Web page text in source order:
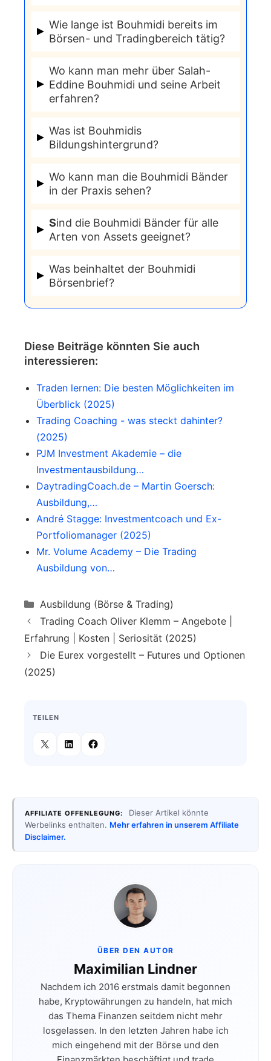
identifizieren.
Während die Bollinger Bänder auf
historischer Volatilität basieren,
auf dieimplizite Volatilität
Wie lange ist Bouhmidi bereits im
Börsen- und Tradingbereich tätig?
Salah-Eddine Bouhmidi hat mehr als 15
Jahre Erfahrung im Börsen- und
Tradingbereich.
Wo kann man mehr über Salah-
Eddine Bouhmidi und seine Arbeit
erfahren?
Bouhmidi ist vor allem durch seine
Tätigkeit bei DailyFX bekannt. Zudem
Börsenbrief an.
Was ist Bouhmidis
Bildungshintergrund?
Er hat einen Master of Science in
Wirtschaftswissenschaften und hat
Kapitalmarkttheorie und der
quantitativen Analyse
Wo kann man die Bouhmidi Bänder
in der Praxis sehen?
Die Bouhmidi Bänder können in
verschiedenen Trading-Plattformen,
angewendet werden.
Sind die Bouhmidi Bänder für alle
Arten von Assets geeignet?
Ja, nach Angaben von Salah Bouhmidi
kann der Indikator für viele
Was beinhaltet der Bouhmidi
Börsenbrief?
Der Blrsenbrief von Bouhmidi ist
bekommst du hier börsentäglich:
Entwicklung populärer Assets seit
Jahresbeginn
– Technische Aktienscreener
– Wirtschaftskalender mit wichtigen
Events für die anstehende Woche
– CoT Reports
– Trading-Signale und wichtige Zonen
Diese Beiträge könnten Sie auch
interessieren:
Traden lernen: Die besten Möglichkeiten im
Überblick (2025)
Trading Coaching - was steckt dahinter?
(2025)
PJM Investment Akademie – die
Investmentausbildung…
DaytradingCoach.de – Martin Goersch:
Ausbildung,…
André Stagge: Investmentcoach und Ex-
Portfoliomanager (2025)
Mr. Volume Academy – Die Trading
Ausbildung von…
Categories
Ausbildung (Börse & Trading)
Trading Coach Oliver Klemm – Angebote |
Erfahrung | Kosten | Seriosität (2025)
Die Eurex vorgestellt – Futures und Optionen
(2025)
TEILEN
AFFILIATE OFFENLEGUNG:
Dieser Artikel könnte
Werbelinks enthalten. Mehr erfahren in unserem Affiliate
Disclaimer.
ÜBER DEN AUTOR
Maximilian Lindner
Nachdem ich 2016 erstmals damit begonnen
habe, Kryptowährungen zu handeln, hat mich
das Thema Finanzen seitdem nicht mehr
losgelassen. In den letzten Jahren habe ich
mich eingehend mit der Börse und den